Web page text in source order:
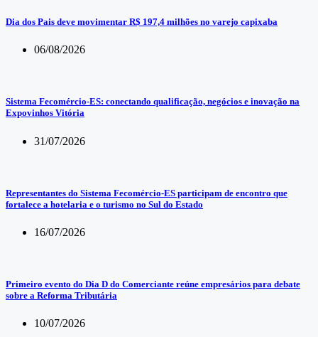
Dia dos Pais deve movimentar R$ 197,4 milhões no varejo capixaba
06/08/2026
Sistema Fecomércio-ES: conectando qualificação, negócios e inovação na
Expovinhos Vitória
31/07/2026
Representantes do Sistema Fecomércio-ES participam de encontro que
fortalece a hotelaria e o turismo no Sul do Estado
16/07/2026
Primeiro evento do Dia D do Comerciante reúne empresários para debate
sobre a Reforma Tributária
10/07/2026